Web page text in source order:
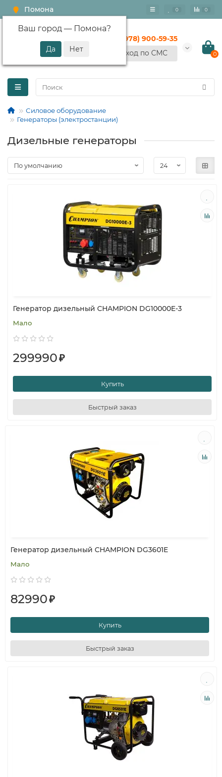
Помона
Ваш город — Помона?
0 0
+7 (978) 900-59-35
Вход по СМС
0
Силовое оборудование
Генераторы (электростанции)
Дизельные генераторы
Генератор дизельный CHAMPION DG10000E-3
Мало
299990₽
Купить
Быстрый заказ
Генератор дизельный CHAMPION DG3601E
Мало
82990₽
Купить
Быстрый заказ